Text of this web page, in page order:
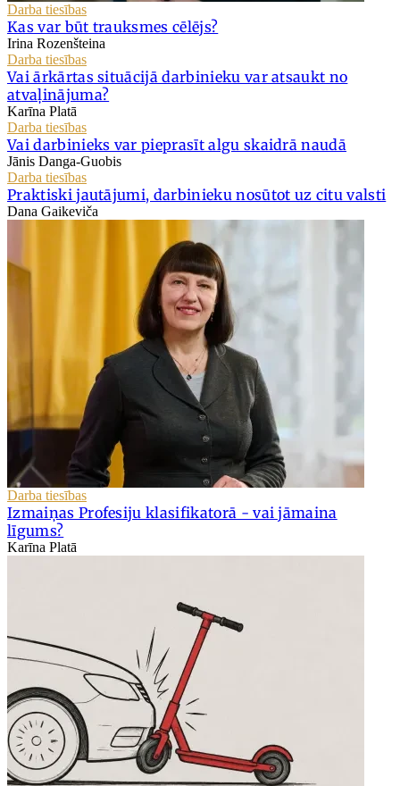
Darba tiesības
Kas var būt trauksmes cēlējs?
Irina Rozenšteina
Darba tiesības
Vai ārkārtas situācijā darbinieku var atsaukt no
atvaļinājuma?
Karīna Platā
Darba tiesības
Vai darbinieks var pieprasīt algu skaidrā naudā
Jānis Danga-Guobis
Darba tiesības
Praktiski jautājumi, darbinieku nosūtot uz citu valsti
Dana Gaikeviča
Darba tiesības
Izmaiņas Profesiju klasifikatorā - vai jāmaina
līgums?
Karīna Platā